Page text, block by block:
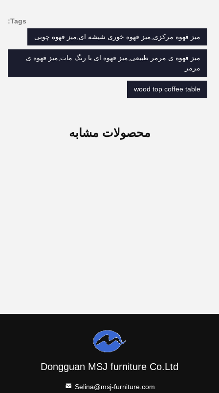
Tags:
میز قهوه مرکزی,میز قهوه خوری شیشه ای,میز قهوه چوبی
میز قهوه ی مرمر طبیعی,میز قهوه ای با رنگ مات,میز قهوه ی
مرمر
wood top coffee table
محصولات مشابه
Dongguan MSJ furniture Co.Ltd
Selina@msj-furniture.com